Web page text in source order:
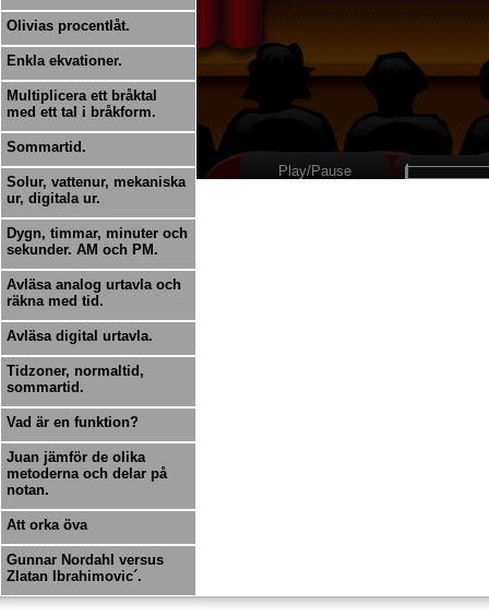
Olivias procentlåt.
Enkla ekvationer.
Multiplicera ett bråktal
med ett tal i bråkform.
Sommartid.
Solur, vattenur, mekaniska
ur, digitala ur.
Dygn, timmar, minuter och
sekunder. AM och PM.
Avläsa analog urtavla och
räkna med tid.
Avläsa digital urtavla.
Tidzoner, normaltid,
sommartid.
Vad är en funktion?
Juan jämför de olika
metoderna och delar på
notan.
Att orka öva
Gunnar Nordahl versus
Zlatan Ibrahimovic´.
Play/Pause